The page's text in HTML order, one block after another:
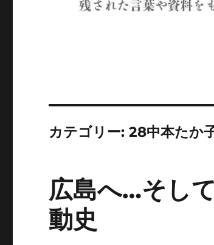
カテゴリー:28中本たか
広島へ…そし
動史